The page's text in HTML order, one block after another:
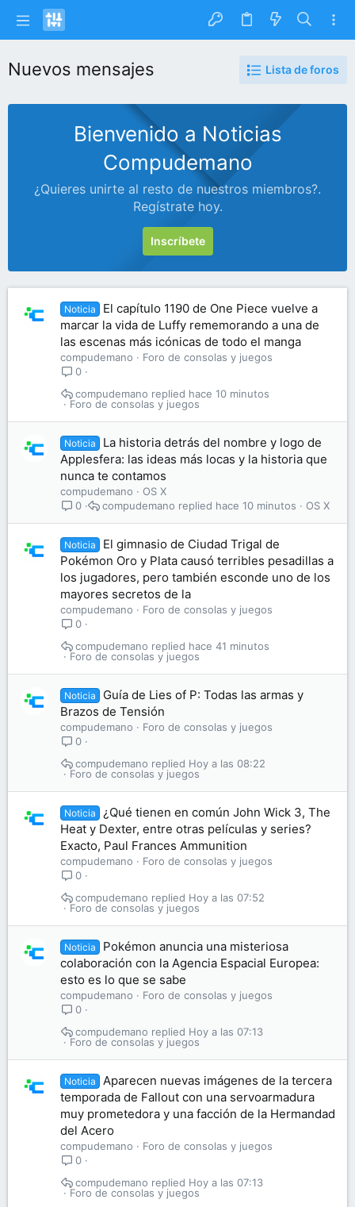
Nuevos mensajes Lista de foros
Bienvenido a Noticias
Compudemano
¿Quieres unirte al resto de nuestros miembros?.
Regístrate hoy.
Inscríbete
Noticia
El capítulo 1190 de One Piece vuelve a
marcar la vida de Luffy rememorando a una de
las escenas más icónicas de todo el manga
compudemano
Foro de consolas y juegos
0
Foro de consolas y juegos
hace 10 minutos
compudemano
Noticia
La historia detrás del nombre y logo de
Applesfera: las ideas más locas y la historia que
nunca te contamos
compudemano
OS X
0
OS X
hace 10 minutos
compudemano
Noticia
El gimnasio de Ciudad Trigal de
Pokémon Oro y Plata causó terribles pesadillas a
los jugadores, pero también esconde uno de los
mayores secretos de la
compudemano
Foro de consolas y juegos
0
Foro de consolas y juegos
hace 41 minutos
compudemano
Noticia
Guía de Lies of P: Todas las armas y
Brazos de Tensión
compudemano
Foro de consolas y juegos
0
Foro de consolas y juegos
Hoy a las 08:22
compudemano
Noticia
¿Qué tienen en común John Wick 3, The
Heat y Dexter, entre otras películas y series?
Exacto, Paul Frances Ammunition
compudemano
Foro de consolas y juegos
0
Foro de consolas y juegos
Hoy a las 07:52
compudemano
Noticia
Pokémon anuncia una misteriosa
colaboración con la Agencia Espacial Europea:
esto es lo que se sabe
compudemano
Foro de consolas y juegos
0
Foro de consolas y juegos
Hoy a las 07:13
compudemano
Noticia
Aparecen nuevas imágenes de la tercera
temporada de Fallout con una servoarmadura
muy prometedora y una facción de la Hermandad
del Acero
compudemano
Foro de consolas y juegos
0
Foro de consolas y juegos
Hoy a las 07:13
compudemano